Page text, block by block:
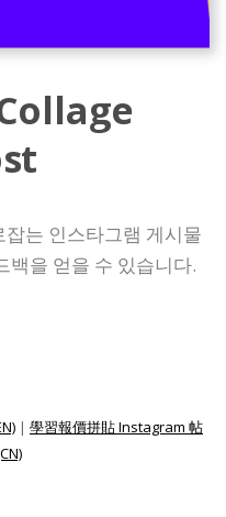
는 인스타그램 게시물
백을 얻을 수 있습니다.
| 學習報價拼貼 Instagram 帖